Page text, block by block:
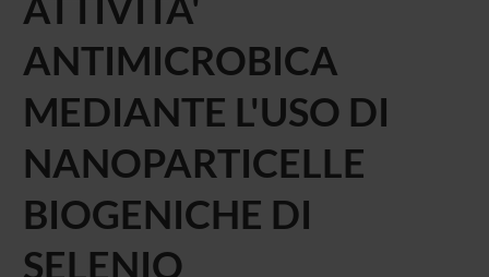
ANTIMICROBICA
MEDIANTE L'USO DI
NANOPARTICELLE
BIOGENICHE DI
SELENIO